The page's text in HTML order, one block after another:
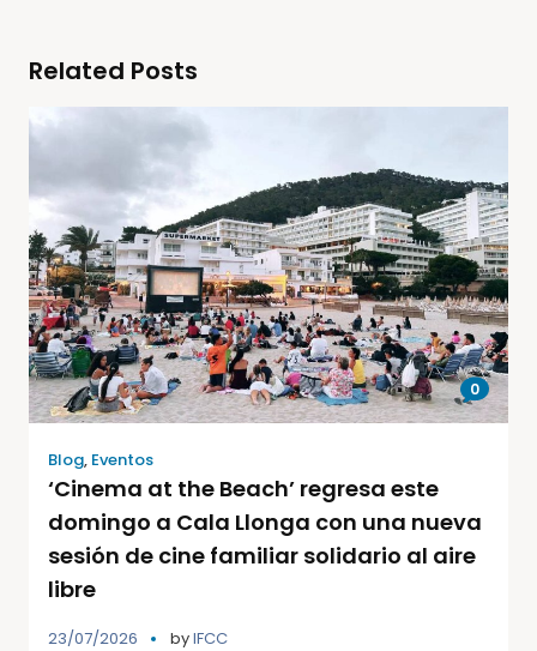
Related Posts
0
Blog, Eventos
‘Cinema at the Beach’ regresa este
domingo a Cala Llonga con una nueva
sesión de cine familiar solidario al aire
libre
23/07/2026 byIFCC